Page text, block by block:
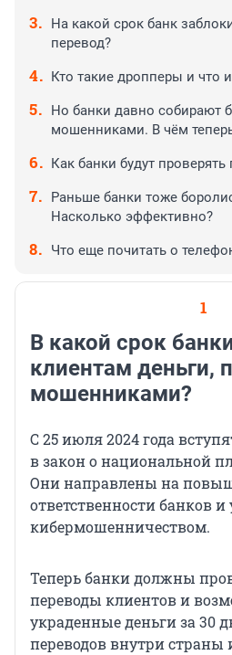
На какой срок банк
перевод?
Кто такие дропперы и что
Но банки давно собирают
мошенниками. В чём
Как банки будут
Раньше банки тоже
Насколько эффективно?
Что еще почитать о
1
В какой срок
клиентам деньги,
мошенниками?
С 25 июля 2024 года
в закон о национальной
Они направлены на
ответственности банков
кибермошенничеством.
Теперь банки должны
переводы клиентов и
украденные деньги за 30
переводов внутри страны